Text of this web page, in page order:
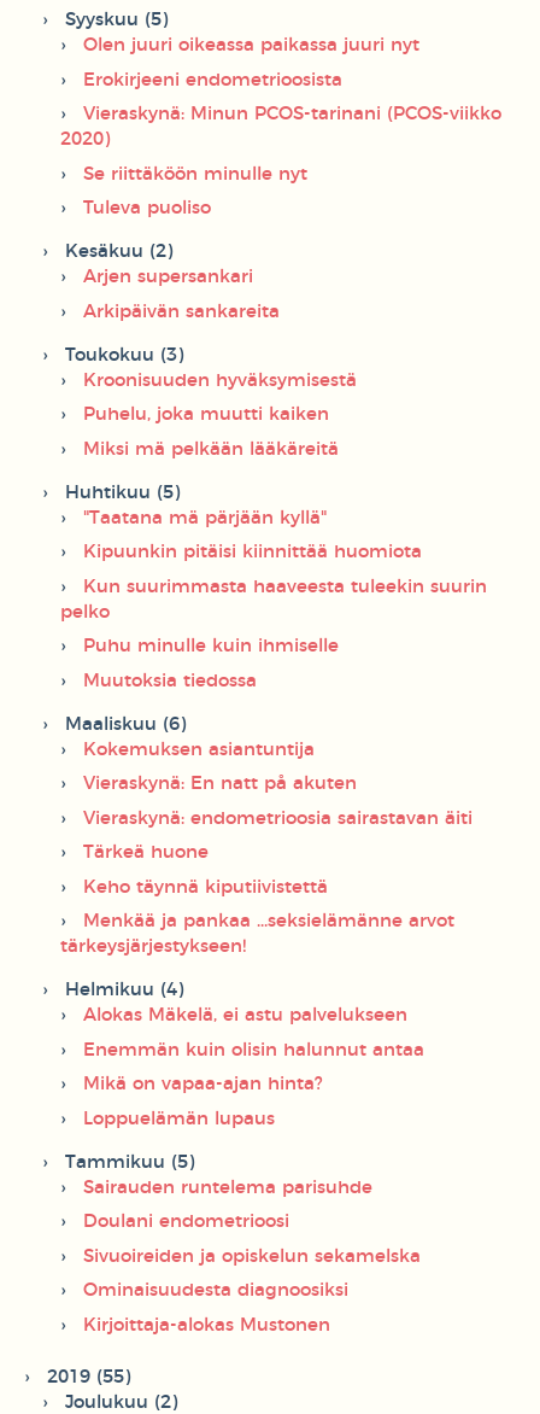
Syyskuu (5)
Olen juuri oikeassa paikassa juuri nyt
Erokirjeeni endometrioosista
Vieraskynä: Minun PCOS-tarinani (PCOS-viikko
2020)
Se riittäköön minulle nyt
Tuleva puoliso
Kesäkuu (2)
Arjen supersankari
Arkipäivän sankareita
Toukokuu (3)
Kroonisuuden hyväksymisestä
Puhelu, joka muutti kaiken
Miksi mä pelkään lääkäreitä
Huhtikuu (5)
"Taatana mä pärjään kyllä"
Kipuunkin pitäisi kiinnittää huomiota
Kun suurimmasta haaveesta tuleekin suurin
pelko
Puhu minulle kuin ihmiselle
Muutoksia tiedossa
Maaliskuu (6)
Kokemuksen asiantuntija
Vieraskynä: En natt på akuten
Vieraskynä: endometrioosia sairastavan äiti
Tärkeä huone
Keho täynnä kiputiivistettä
Menkää ja pankaa ...seksielämänne arvot
tärkeysjärjestykseen!
Helmikuu (4)
Alokas Mäkelä, ei astu palvelukseen
Enemmän kuin olisin halunnut antaa
Mikä on vapaa-ajan hinta?
Loppuelämän lupaus
Tammikuu (5)
Sairauden runtelema parisuhde
Doulani endometrioosi
Sivuoireiden ja opiskelun sekamelska
Ominaisuudesta diagnoosiksi
Kirjoittaja-alokas Mustonen
2019 (55)
Joulukuu (2)